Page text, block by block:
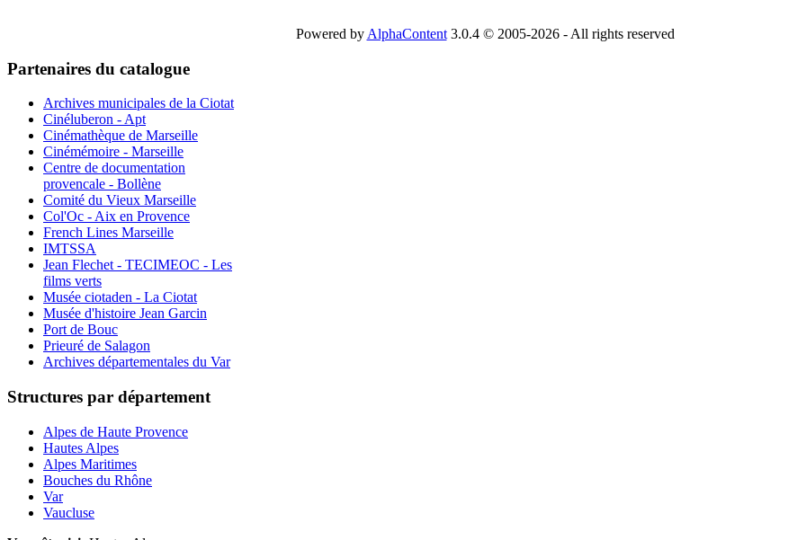
Powered by AlphaContent3.0.4 © 2005-2026 - All rights reserved
Partenaires du catalogue
Archives municipales de la Ciotat
Cinéluberon - Apt
Cinémathèque de Marseille
Cinémémoire - Marseille
Centre de documentation
provencale - Bollène
Comité du Vieux Marseille
Col'Oc - Aix en Provence
French Lines Marseille
IMTSSA
Jean Flechet - TECIMEOC - Les
films verts
Musée ciotaden - La Ciotat
Musée d'histoire Jean Garcin
Port de Bouc
Prieuré de Salagon
Archives départementales du Var
Structures par département
Alpes de Haute Provence
Hautes Alpes
Alpes Maritimes
Bouches du Rhône
Var
Vaucluse